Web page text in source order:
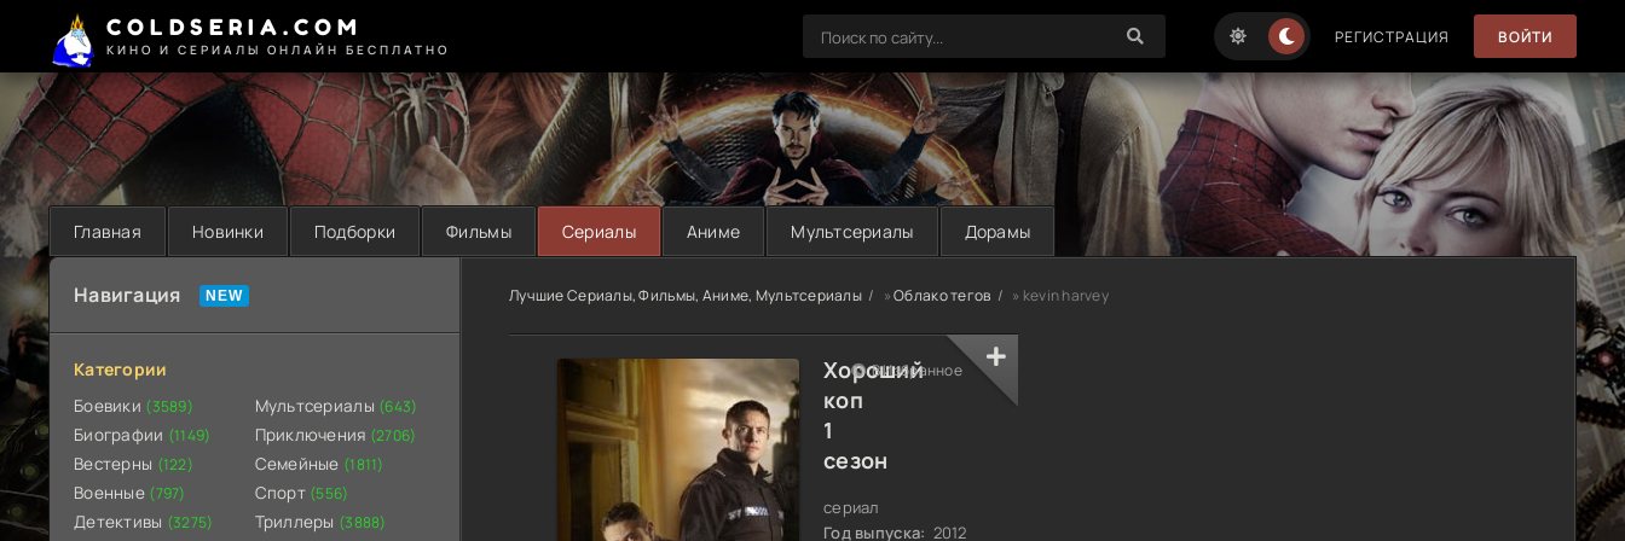
COLDSERIA.COM
КИНО И СЕРИАЛЫ ОНЛАЙН БЕСПЛАТНО
РЕГИСТРАЦИЯ ВОЙТИ
Главная Новинки Подборки Фильмы Сериалы Аниме Мультсериалы Дорамы
Навигация
Категории
Боевики (3589)
Биографии (1149)
Вестерны (122)
Военные (797)
Детективы (3275)
Мультсериалы (643)
Приключения (2706)
Семейные (1811)
Спорт (556)
Триллеры (3888)
Лучшие Сериалы, Фильмы, Аниме, Мультсериалы »Облако тегов » kevin harvey
Хороший
коп
1
сезон
сериал
Год выпуска: 2012
В Избранное